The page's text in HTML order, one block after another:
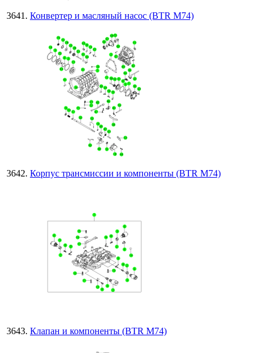
Конвертер и масляный насос (BTR M74)
Корпус трансмиссии и компоненты (BTR M74)
Клапан и компоненты (BTR M74)